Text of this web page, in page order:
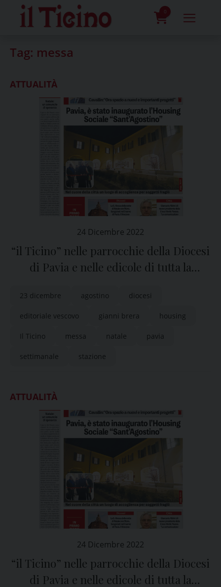
content
0
Tag: messa
ATTUALITÀ
24 Dicembre 2022
“il Ticino” nelle parrocchie della Diocesi
di Pavia e nelle edicole di tutta la
23 dicembre agostino diocesi
editoriale vescovo gianni brera housing
Il Ticino messa natale pavia
settimanale stazione
ATTUALITÀ
24 Dicembre 2022
“il Ticino” nelle parrocchie della Diocesi
di Pavia e nelle edicole di tutta la